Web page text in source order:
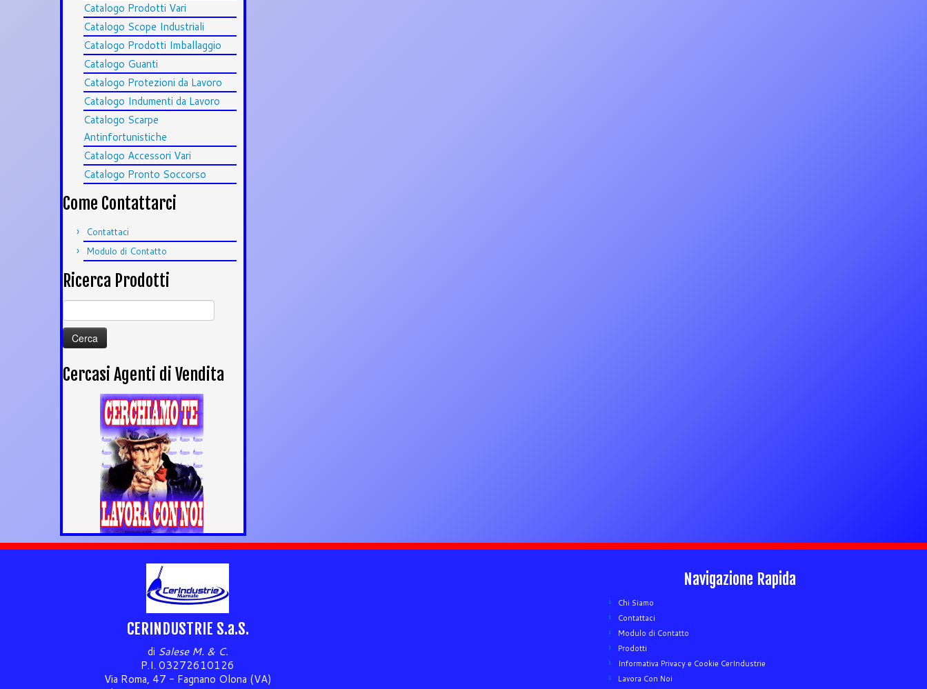
Catalogo Prodotti Vari
Catalogo Scope Industriali
Catalogo Prodotti Imballaggio
Catalogo Guanti
Catalogo Protezioni da Lavoro
Catalogo Indumenti da Lavoro
Catalogo Scarpe
Antinfortunistiche
Catalogo Accessori Vari
Catalogo Pronto Soccorso
Come Contattarci
Contattaci
Modulo di Contatto
Ricerca Prodotti
per:
Cercasi Agenti di Vendita
CERINDUSTRIE S.a.S.
di Salese M. & C.
P.I. 03272610126
Via Roma, 47 - Fagnano Olona (VA)
Navigazione Rapida
Chi Siamo
Contattaci
Modulo di Contatto
Prodotti
Informativa Privacy e Cookie CerIndustrie
Lavora Con Noi